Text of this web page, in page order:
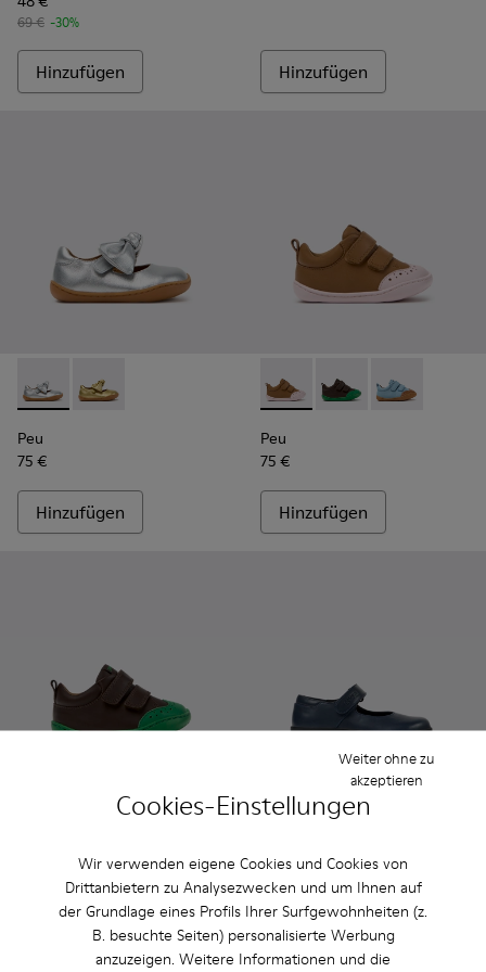
Cookies-Einstellungen
Wir verwenden eigene Cookies und Cookies von
Drittanbietern zu Analysezwecken und um Ihnen auf
der Grundlage eines Profils Ihrer Surfgewohnheiten (z.
B. besuchte Seiten) personalisierte Werbung
anzuzeigen. Weitere Informationen und die
Weiter ohne zu
akzeptieren
69 € -30%
Hinzufügen Hinzufügen
Peu - K800700-001 - Graue Lederschuhe für Kinder.
Peu - K800700-002 - Gelbe Kinderschuhe aus Leder.
Peu
75 €
Hinzufügen
Peu - K800708-003 -
Peu - K800708-004
Peu -
Peu
75 €
Hinzufügen
Spiral Comet
79 € - 89 €
Endpreis je nach Größe